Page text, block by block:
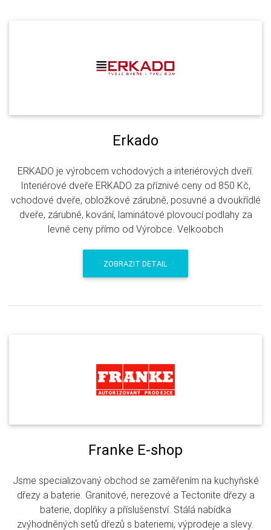
Erkado
ERKADO je výrobcem vchodových a interiérových dveří.
Interiérové dveře ERKADO za příznivé ceny od 850 Kč,
vchodové dveře, obložkové zárubně, posuvné a dvoukřídlé
dveře, zárubně, kování, laminátové plovoucí podlahy za
levné ceny přímo od Výrobce. Velkoobch
ZOBRAZIT DETAIL
Franke E-shop
Jsme specializovaný obchod se zaměřením na kuchyňské
dřezy a baterie. Granitové, nerezové a Tectonite dřezy a
baterie, doplňky a příslušenství. Stálá nabídka
zvýhodněných setů dřezů s bateriemi, výprodeje a slevy.